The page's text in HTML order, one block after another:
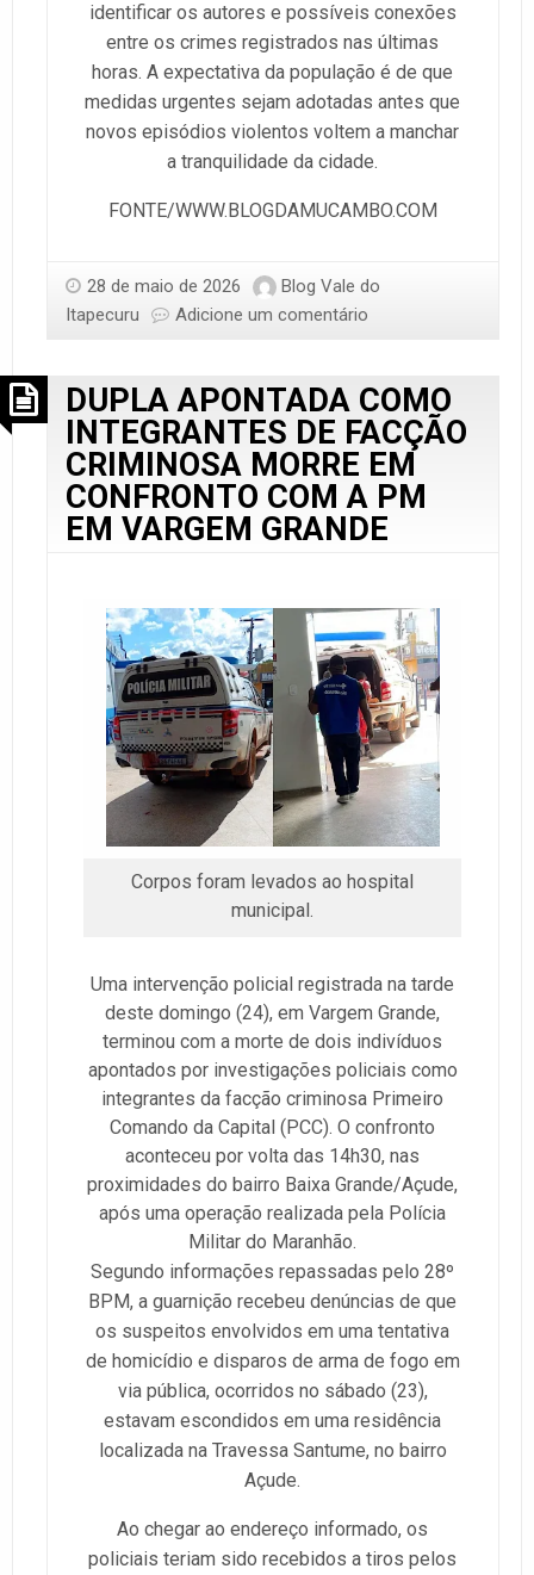
identificar os autores e possíveis conexões
entre os crimes registrados nas últimas
horas. A expectativa da população é de que
medidas urgentes sejam adotadas antes que
novos episódios violentos voltem a manchar
a tranquilidade da cidade.
FONTE/WWW.BLOGDAMUCAMBO.COM
28 de maio de 2026
Blog Vale do
Itapecuru
Adicione um comentário
DUPLA APONTADA COMO
INTEGRANTES DE FACÇÃO
CRIMINOSA MORRE EM
CONFRONTO COM A PM
EM VARGEM GRANDE
Corpos foram levados ao hospital
municipal.
Uma intervenção policial registrada na tarde
deste domingo (24), em Vargem Grande,
terminou com a morte de dois indivíduos
apontados por investigações policiais como
integrantes da facção criminosa Primeiro
Comando da Capital (PCC). O confronto
aconteceu por volta das 14h30, nas
proximidades do bairro Baixa Grande/Açude,
após uma operação realizada pela Polícia
Militar do Maranhão.
Segundo informações repassadas pelo 28º
BPM, a guarnição recebeu denúncias de que
os suspeitos envolvidos em uma tentativa
de homicídio e disparos de arma de fogo em
via pública, ocorridos no sábado (23),
estavam escondidos em uma residência
localizada na Travessa Santume, no bairro
Açude.
Ao chegar ao endereço informado, os
policiais teriam sido recebidos a tiros pelos